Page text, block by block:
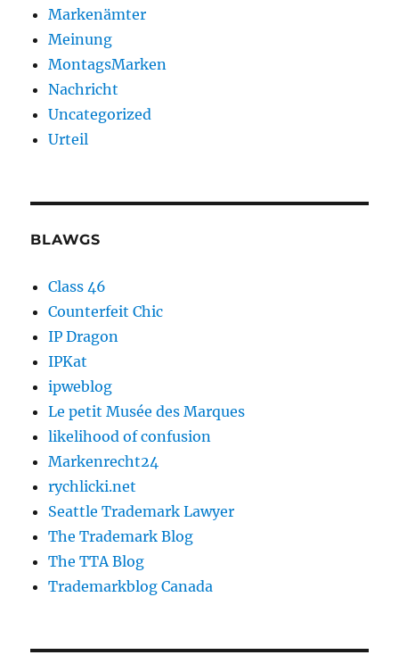
Markenämter
Meinung
MontagsMarken
Nachricht
Uncategorized
Urteil
BLAWGS
Class 46
Counterfeit Chic
IP Dragon
IPKat
ipweblog
Le petit Musée des Marques
likelihood of confusion
Markenrecht24
rychlicki.net
Seattle Trademark Lawyer
The Trademark Blog
The TTA Blog
Trademarkblog Canada